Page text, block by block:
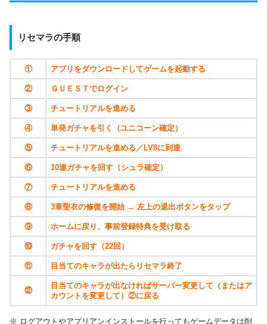
リセマラの手順
① アプリをダウンロードしてゲームを起動する
② ＧＵＥＳＴでログイン
③ チュートリアルを進める
④ 単発ガチャを引く（ユニコーン確定）
⑤ チュートリアルを進める／LV8に到達
⑥ 10連ガチャを回す（シュラ確定）
⑦ チュートリアルを進める
⑧ 3章聖衣の修復を開始 → 左上の退出ボタンをタップ
⑨ ホームに戻り、事前登録特典を受け取る
⑩ ガチャを回す（22回）
⑪ 目当てのキャラが出たらリセマラ終了
⑫
目当てのキャラが出なければサーバー変更して（またはア
カウントを変更して）②に戻る
※ ログアウトやアプリアンインストールを行ってもゲームデータは削